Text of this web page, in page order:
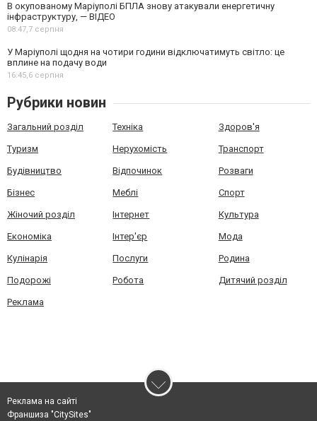
В окупованому Маріуполі БПЛА знову атакували енергетичну
інфраструктуру, — ВІДЕО
08:47,7 серпня
У Маріуполі щодня на чотири години відключатимуть світло: це
вплине на подачу води
16:45,6 серпня
Рубрики новин
Загальний розділ Техніка Здоров'я
Туризм Нерухомість Транспорт
Будівництво Відпочинок Розваги
Бізнес Меблі Спорт
Жіночий розділ Інтернет Культура
Економіка Інтер'єр Мода
Кулінарія Послуги Родина
Подорожі Робота Дитячий розділ
Реклама
Реклама на сайті
Франшиза "CitySites"